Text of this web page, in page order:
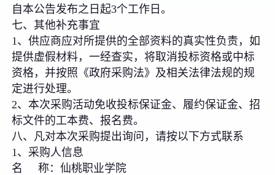
自本公告发布之日起3个工作日。
七、其他补充事宜
1、供应商应对所提供的全部资料的真实性负责，如
提供虚假材料，一经查实，将取消投标资格或中标
资格，并按照《政府采购法》及相关法律法规的规
定进行处理。
2、本次采购活动免收投标保证金、履约保证金、招
标文件的工本费、报名费。
八、凡对本次采购提出询问，请按以下方式联系
1、采购人信息
名 称：仙桃职业学院